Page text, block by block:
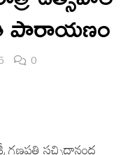
పారాయణం
0
గణపతి సచ్చిదానంద